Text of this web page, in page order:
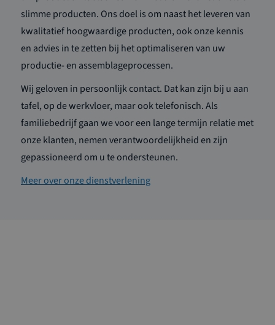
slimme producten. Ons doel is om naast het leveren van
kwalitatief hoogwaardige producten, ook onze kennis
en advies in te zetten bij het optimaliseren van uw
productie- en assemblageprocessen.
Wij geloven in persoonlijk contact. Dat kan zijn bij u aan
tafel, op de werkvloer, maar ook telefonisch. Als
familiebedrijf gaan we voor een lange termijn relatie met
onze klanten, nemen verantwoordelijkheid en zijn
gepassioneerd om u te ondersteunen.
Meer over onze dienstverlening